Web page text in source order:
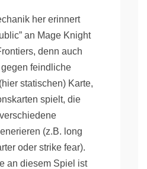
her erinnert
an Mage Knight
denn auch
feindliche
statischen) Karte,
spielt, die
(z.B. long
oder strike fear).
an diesem Spiel ist